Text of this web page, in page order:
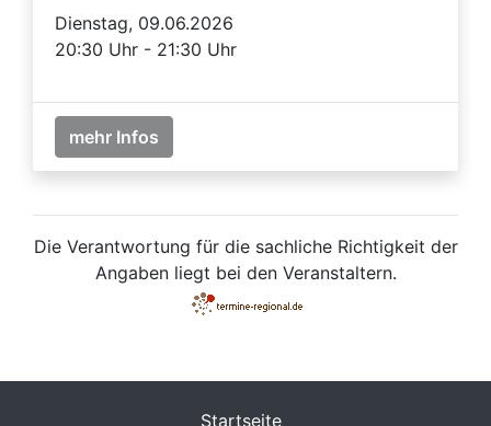
Dienstag, 09.06.2026
20:30 Uhr - 21:30 Uhr
mehr Infos
Die Verantwortung für die sachliche Richtigkeit der
Angaben liegt bei den Veranstaltern.
Startseite